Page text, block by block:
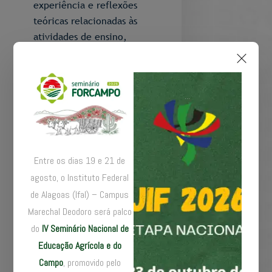
experiência e reflexões
teóricas relacionadas às
atividades de ensino,
Institutos Federais, nos
Centros Federais de
Educação Tecnológica
(CEFETs) e no Colégio
Também será permitida a
autoria compartilhada
com orientandos e ex-
orientandos, desde que
os textos abordem
experiências de ensino,
Entre os dias 19 e 21 de
agosto, o Instituto Federal
de Alagoas (Ifal) – Campus
Marechal Deodoro será palco
do IV Seminário Nacional de
Educação Agrícola e do
Campo, promovido pelo
...